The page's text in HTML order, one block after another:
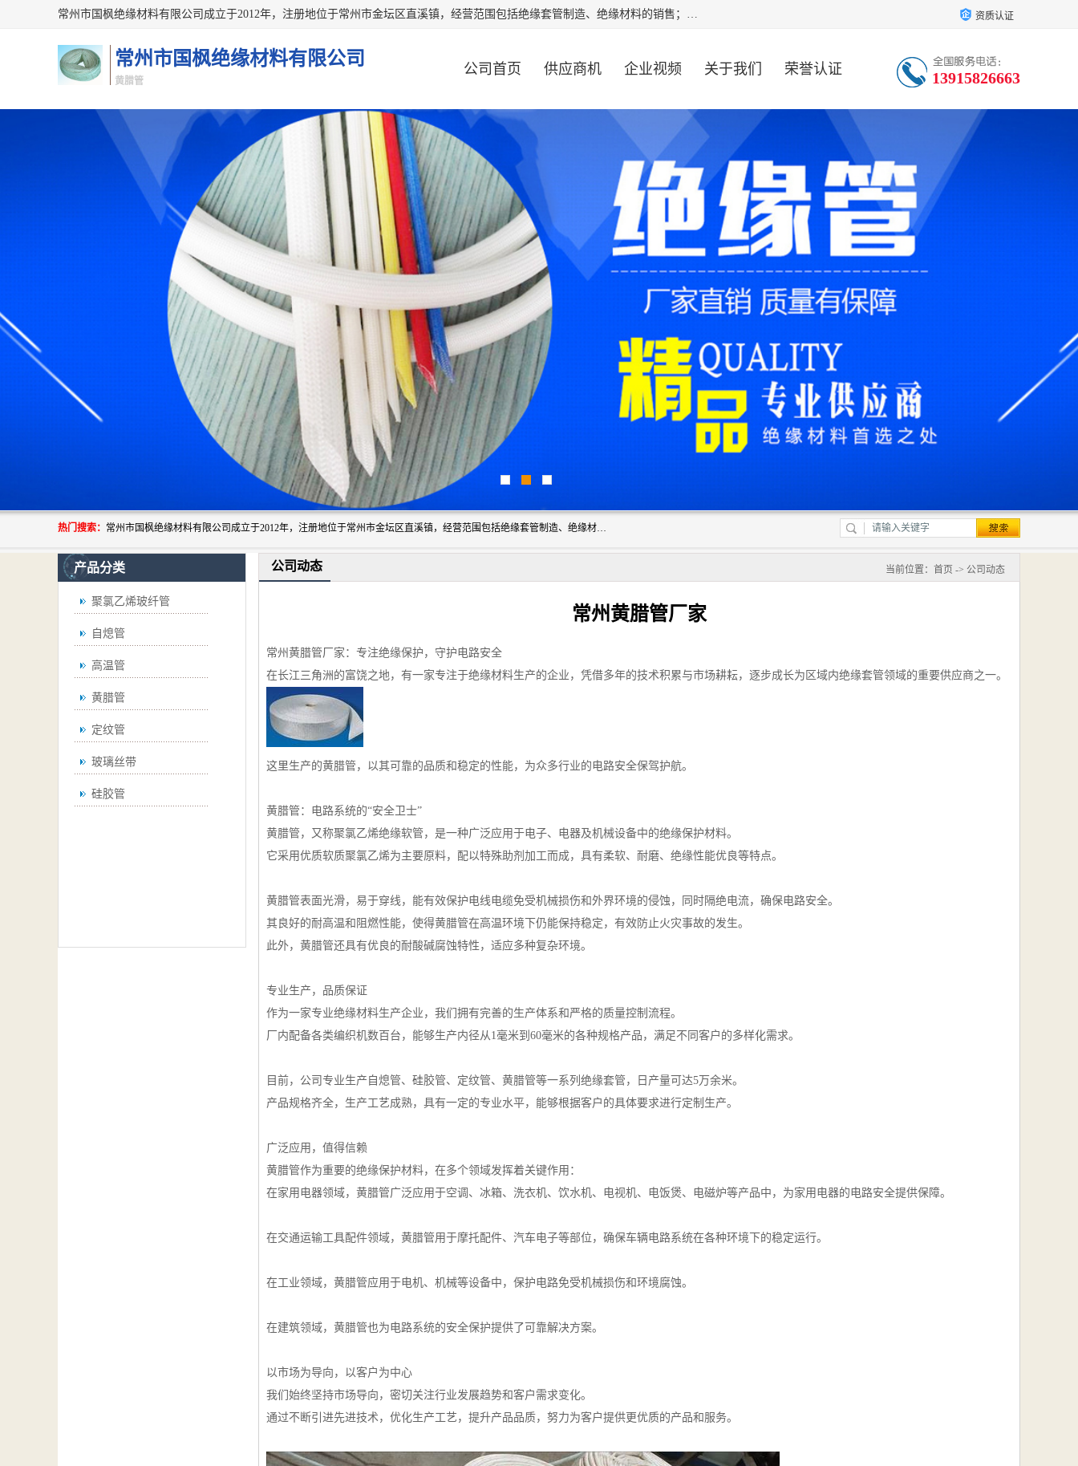
常州市国枫绝缘材料有限公司成立于2012年，注册地位于常州市金坛区直溪镇，经营范围包括绝缘套管制造、绝缘材料的销售；专业生产各种：黄腊管、自熄管、硅胶管、定纹管，厂价直销。 资质认证
常州市国枫绝缘材料有限公司
黄腊管
公司首页 供应商机 企业视频 关于我们 荣誉认证
公司动态
13915826663
热门搜索： 常州市国枫绝缘材料有限公司成立于2012年，注册地位于常州市金坛区直溪镇，经营范围包括绝缘套管制造、绝缘材料的销售；专业生产各种：黄腊管、自熄管、硅胶管、定纹管，厂价直销。
产品分类
聚氯乙烯玻纤管
自熄管
高温管
黄腊管
定纹管
玻璃丝带
硅胶管
公司动态 当前位置： 首页 -> 公司动态
常州黄腊管厂家
常州黄腊管厂家：专注绝缘保护，守护电路安全
在长江三角洲的富饶之地，有一家专注于绝缘材料生产的企业，凭借多年的技术积累与市场耕耘，逐步成长为区域内绝缘套管领域的重要供应商之一。
这里生产的黄腊管，以其可靠的品质和稳定的性能，为众多行业的电路安全保驾护航。
黄腊管：电路系统的“安全卫士”
黄腊管，又称聚氯乙烯绝缘软管，是一种广泛应用于电子、电器及机械设备中的绝缘保护材料。
它采用优质软质聚氯乙烯为主要原料，配以特殊助剂加工而成，具有柔软、耐磨、绝缘性能优良等特点。
黄腊管表面光滑，易于穿线，能有效保护电线电缆免受机械损伤和外界环境的侵蚀，同时隔绝电流，确保电路安全。
其良好的耐高温和阻燃性能，使得黄腊管在高温环境下仍能保持稳定，有效防止火灾事故的发生。
此外，黄腊管还具有优良的耐酸碱腐蚀特性，适应多种复杂环境。
专业生产，品质保证
作为一家专业绝缘材料生产企业，我们拥有完善的生产体系和严格的质量控制流程。
厂内配备各类编织机数百台，能够生产内径从1毫米到60毫米的各种规格产品，满足不同客户的多样化需求。
目前，公司专业生产自熄管、硅胶管、定纹管、黄腊管等一系列绝缘套管，日产量可达5万余米。
产品规格齐全，生产工艺成熟，具有一定的专业水平，能够根据客户的具体要求进行定制生产。
广泛应用，值得信赖
黄腊管作为重要的绝缘保护材料，在多个领域发挥着关键作用：
在家用电器领域，黄腊管广泛应用于空调、冰箱、洗衣机、饮水机、电视机、电饭煲、电磁炉等产品中，为家用电器的电路安全提供保障。
在交通运输工具配件领域，黄腊管用于摩托配件、汽车电子等部位，确保车辆电路系统在各种环境下的稳定运行。
在工业领域，黄腊管应用于电机、机械等设备中，保护电路免受机械损伤和环境腐蚀。
在建筑领域，黄腊管也为电路系统的安全保护提供了可靠解决方案。
以市场为导向，以客户为中心
我们始终坚持市场导向，密切关注行业发展趋势和客户需求变化。
通过不断引进先进技术，优化生产工艺，提升产品品质，努力为客户提供更优质的产品和服务。